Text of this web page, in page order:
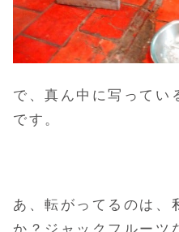
で、真ん中に写ってい
です。
あ、転がってるのは、